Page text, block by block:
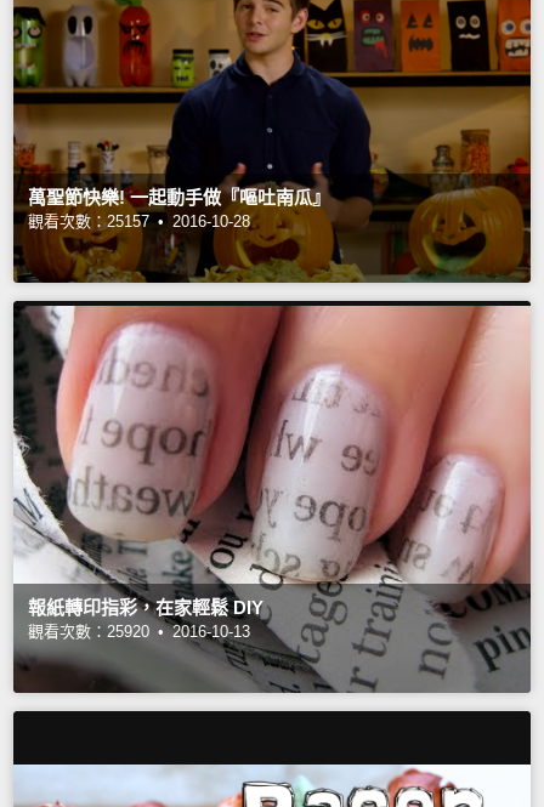
萬聖節快樂! 一起動手做『嘔吐南瓜』
觀看次數：25157 • 2016-10-28
報紙轉印指彩，在家輕鬆 DIY
觀看次數：25920 • 2016-10-13